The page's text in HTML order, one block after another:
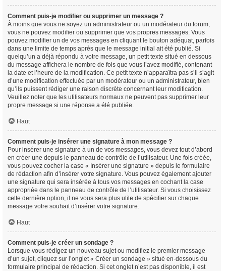
Comment puis-je modifier ou supprimer un message ?
À moins que vous ne soyez un administrateur ou un modérateur du forum,
vous ne pouvez modifier ou supprimer que vos propres messages. Vous
pouvez modifier un de vos messages en cliquant le bouton adéquat, parfois
dans une limite de temps après que le message initial ait été publié. Si
quelqu’un a déjà répondu à votre message, un petit texte situé en dessous
du message affichera le nombre de fois que vous l’avez modifié, contenant
la date et l’heure de la modification. Ce petit texte n’apparaîtra pas s’il s’agit
d’une modification effectuée par un modérateur ou un administrateur, bien
qu’ils puissent rédiger une raison discrète concernant leur modification.
Veuillez noter que les utilisateurs normaux ne peuvent pas supprimer leur
propre message si une réponse a été publiée.
Haut
Comment puis-je insérer une signature à mon message ?
Pour insérer une signature à un de vos messages, vous devez tout d’abord
en créer une depuis le panneau de contrôle de l’utilisateur. Une fois créée,
vous pouvez cocher la case « Insérer une signature » depuis le formulaire
de rédaction afin d’insérer votre signature. Vous pouvez également ajouter
une signature qui sera insérée à tous vos messages en cochant la case
appropriée dans le panneau de contrôle de l’utilisateur. Si vous choisissez
cette dernière option, il ne vous sera plus utile de spécifier sur chaque
message votre souhait d’insérer votre signature.
Haut
Comment puis-je créer un sondage ?
Lorsque vous rédigez un nouveau sujet ou modifiez le premier message
d’un sujet, cliquez sur l’onglet « Créer un sondage » situé en-dessous du
formulaire principal de rédaction. Si cet onglet n’est pas disponible, il est